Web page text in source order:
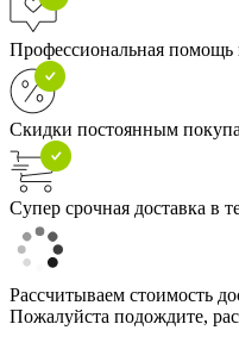
Профессиональная помощь
Скидки постоянным
Супер срочная доставка в
Рассчитываем стоимость
Пожалуйста подождите,